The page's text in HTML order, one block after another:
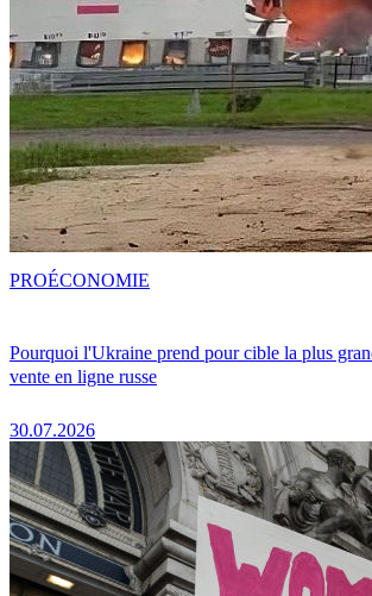
Pourquoi l'Ukraine prend pour cible la plus
vente en ligne russe
30.07.2026
PROÉCONOMIE